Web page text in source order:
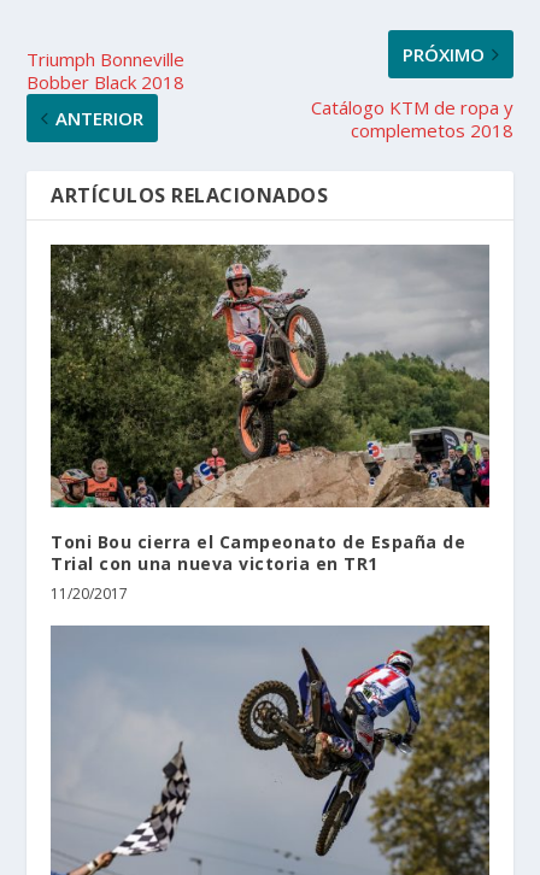
Triumph Bonneville
Bobber Black 2018
ANTERIOR
PRÓXIMO
Catálogo KTM de ropa y
complemetos 2018
ARTÍCULOS RELACIONADOS
Toni Bou cierra el Campeonato de España de
Trial con una nueva victoria en TR1
11/20/2017